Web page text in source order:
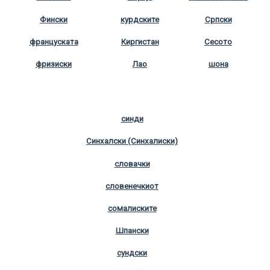
Фински
француската
фризиски
курдските
Киргистан
Лао
Српски
Сесото
шона
синди
Синхалски (Синхалиски)
словачки
словенечкиот
сомалиските
Шпански
сундски